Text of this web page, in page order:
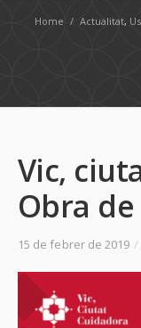
Home / Actualitat,
Vic,
Obra
15 de febrer de 2019 /